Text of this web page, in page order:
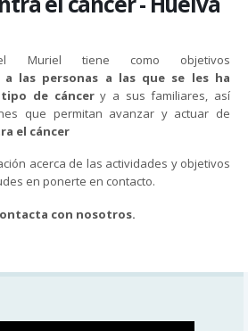
Muriel tiene como objetivos
a las personas a las que se les ha
de cáncery a sus familiares, así
que permitan avanzar y actuar de
el cáncer
acerca de las actividades y objetivos
en ponerte en contacto.
con nosotros.